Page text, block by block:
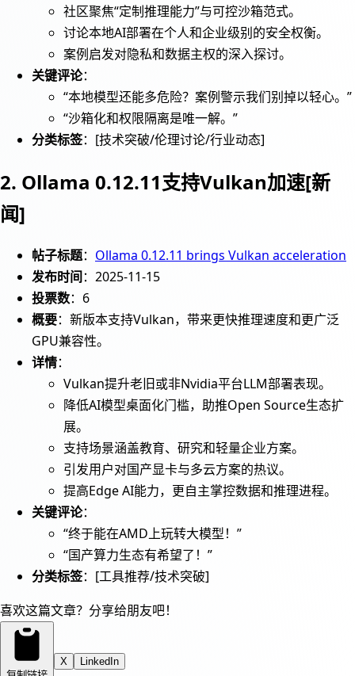
社区聚焦“定制推理能力”与可控沙箱范式。
讨论本地AI部署在个人和企业级别的安全权衡。
案例启发对隐私和数据主权的深入探讨。
关键评论：
“本地模型还能多危险？案例警示我们别掉以轻心。”
“沙箱化和权限隔离是唯一解。”
分类标签：[技术突破/伦理讨论/行业动态]
2. Ollama 0.12.11支持Vulkan加速[新
闻]
帖子标题： Ollama 0.12.11 brings Vulkan acceleration
发布时间：2025-11-15
投票数：6
概要：新版本支持Vulkan，带来更快推理速度和更广泛
GPU兼容性。
详情：
Vulkan提升老旧或非Nvidia平台LLM部署表现。
降低AI模型桌面化门槛，助推Open Source生态扩
展。
支持场景涵盖教育、研究和轻量企业方案。
引发用户对国产显卡与多云方案的热议。
提高Edge AI能力，更自主掌控数据和推理进程。
关键评论：
“终于能在AMD上玩转大模型！”
“国产算力生态有希望了！”
分类标签：[工具推荐/技术突破]
喜欢这篇文章？分享给朋友吧！
X LinkedIn